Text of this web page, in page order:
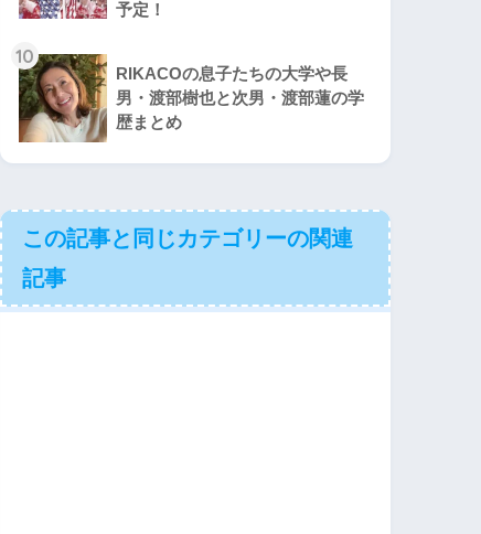
予定！
10
RIKACOの息子たちの大学や長
男・渡部樹也と次男・渡部蓮の学
歴まとめ
この記事と同じカテゴリーの関連
記事